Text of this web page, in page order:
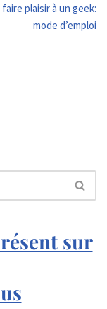
plaisir à un geek:
mode d’emploi
sur